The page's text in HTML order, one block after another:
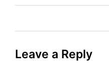
Leave a Reply